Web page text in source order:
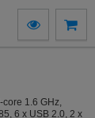
core 1.6 GHz,
6 x USB 2.0, 2 x